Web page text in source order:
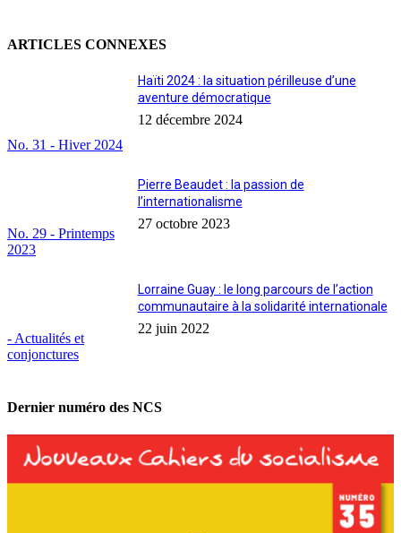
ARTICLES CONNEXES
No. 31 - Hiver 2024
Haïti 2024 : la situation périlleuse d’une
aventure démocratique
12 décembre 2024
No. 29 - Printemps
2023
Pierre Beaudet : la passion de
l’internationalisme
27 octobre 2023
- Actualités et
conjonctures
Lorraine Guay : le long parcours de l’action
communautaire à la solidarité internationale
22 juin 2022
Dernier numéro des NCS